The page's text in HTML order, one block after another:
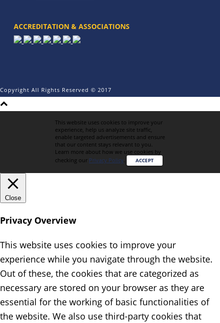
ACCREDITATION & ASSOCIATIONS
Copyright All Rights Reserved © 2017
This website uses cookies to improve your
experience, help us analyze site traffic,
enable targeted advertisements and ensure
that our content stays relevant to you.
Learn more about how we use cookies by
checking our Privacy Policy. ACCEPT
Close
Privacy Overview
This website uses cookies to improve your
experience while you navigate through the website.
Out of these, the cookies that are categorized as
necessary are stored on your browser as they are
essential for the working of basic functionalities of
the website. We also use third-party cookies that